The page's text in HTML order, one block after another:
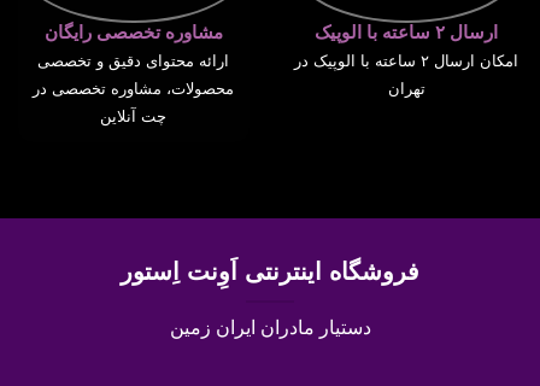
ارسال ۲ ساعته با الوپیک
امکان ارسال ۲ ساعته با الوپیک در
تهران
مشاوره تخصصی رایگان
ارائه محتوای دقیق و تخصصی
محصولات، مشاوره تخصصی در
چت آنلاین
فروشگاه اینترنتی اَوِنت اِستور
دستیار مادران ایران زمین